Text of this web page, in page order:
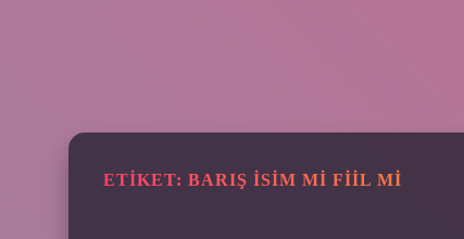
ETIKET: BARIŞ ISIM MI FIIL MI